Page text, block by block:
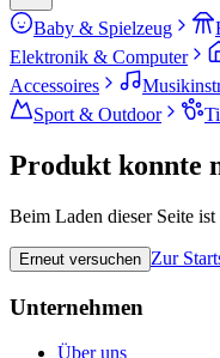
Baby & Spielzeug
Elektronik & Computer
Accessoires
Sport & Outdoor
Produkt konnte
Beim Laden dieser Seite
Erneut versuchen Zur
Unternehmen
Über uns